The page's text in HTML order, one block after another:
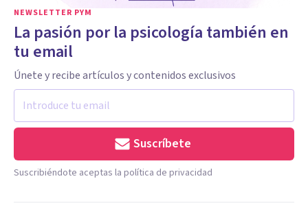
NEWSLETTER PYM
La pasión por la psicología también en
tu email
Únete y recibe artículos y contenidos exclusivos
Suscríbete
Suscribiéndote aceptas la política de privacidad